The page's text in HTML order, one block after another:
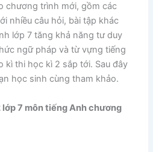
chương trình mới, gồm các
nhiều câu hỏi, bài tập khác
lớp 7 tăng khả năng tư duy
ngữ pháp và từ vựng tiếng
kì thi học kì 2 sắp tới. Sau đây
học sinh cùng tham khảo.
7 môn tiếng Anh chương